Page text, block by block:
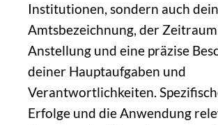
Institutionen, sondern auch
Amtsbezeichnung, der
Anstellung und eine präzise
deiner Hauptaufgaben und
Verantwortlichkeiten.
Erfolge und die Anwendung